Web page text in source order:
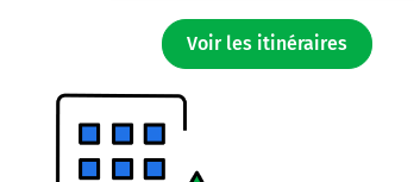
Voir les itinéraires